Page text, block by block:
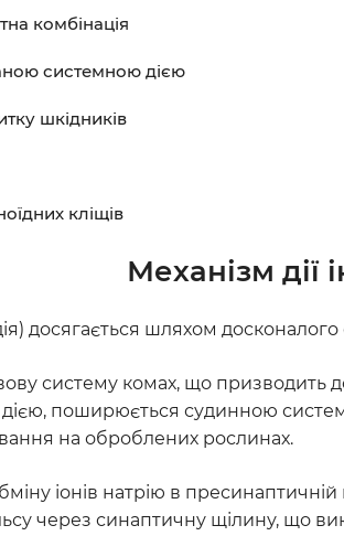
комбінація
системною дією
шкідників
кліщів
Механізм дії
досягається шляхом
систему комах, що призводить
поширюється судинною
на оброблених рослинах.
іонів натрію в
через синаптичну щілину, що